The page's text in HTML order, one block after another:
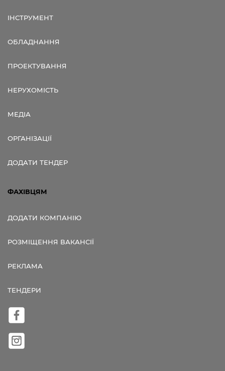
ІНСТРУМЕНТ
ОБЛАДНАННЯ
ПРОЕКТУВАННЯ
НЕРУХОМІСТЬ
МЕДІА
ОРГАНІЗАЦІЇ
ДОДАТИ ТЕНДЕР
ФАХІВЦЯМ
ДОДАТИ КОМПАНІЮ
РОЗМІЩЕННЯ ВАКАНСІЇ
РЕКЛАМА
ТЕНДЕРИ